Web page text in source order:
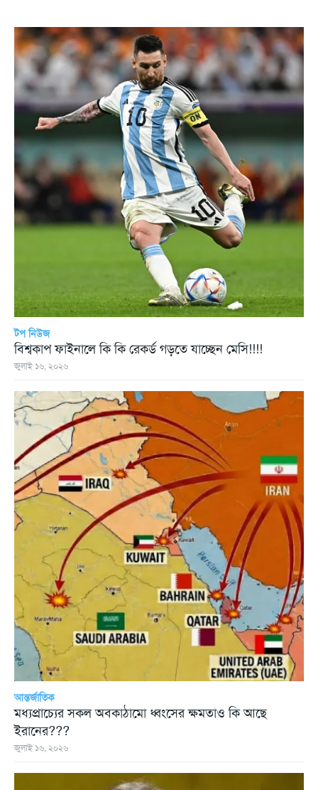
টপ নিউজ
বিশ্বকাপ ফাইনালে কি কি রেকর্ড গড়তে যাচ্ছেন মেসি!!!!
জুলাই ১৬, ২০২৬
আন্তর্জাতিক
মধ্যপ্রাচ্যের সকল অবকাঠামো ধ্বংসের ক্ষমতাও কি আছে
ইরানের???
জুলাই ১৬, ২০২৬